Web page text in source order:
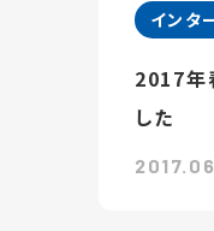
インタ
2017年
した